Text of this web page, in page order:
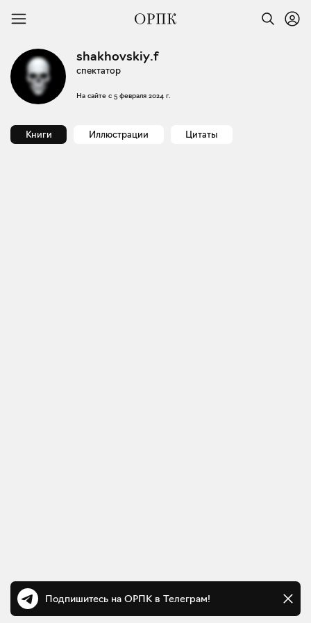
shakhovskiy.f
спектатор
На сайте с 5 февраля 2024 г.
Книги Иллюстрации Цитаты
Подпишитесь на ОРПК в Телеграм!